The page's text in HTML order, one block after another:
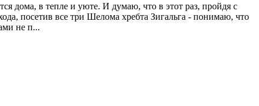
дома, в тепле и уюте. И думаю, что в этот раз, пройдя с
посетив все три Шелома хребта Зигальга - понимаю, что
не п...